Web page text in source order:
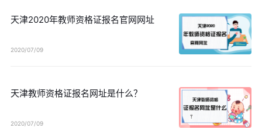
天津2020年教师资格证报名官网网址
2020/07/09
天津教师资格证报名网址是什么？
2020/07/09